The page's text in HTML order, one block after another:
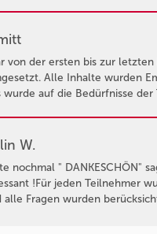
von der ersten bis zur
Alle Inhalte wurden
wurde auf die Bedürfnisse
W.
nochmal " DANKESCHÖN"
!Für jeden Teilnehmer
alle Fragen wurden